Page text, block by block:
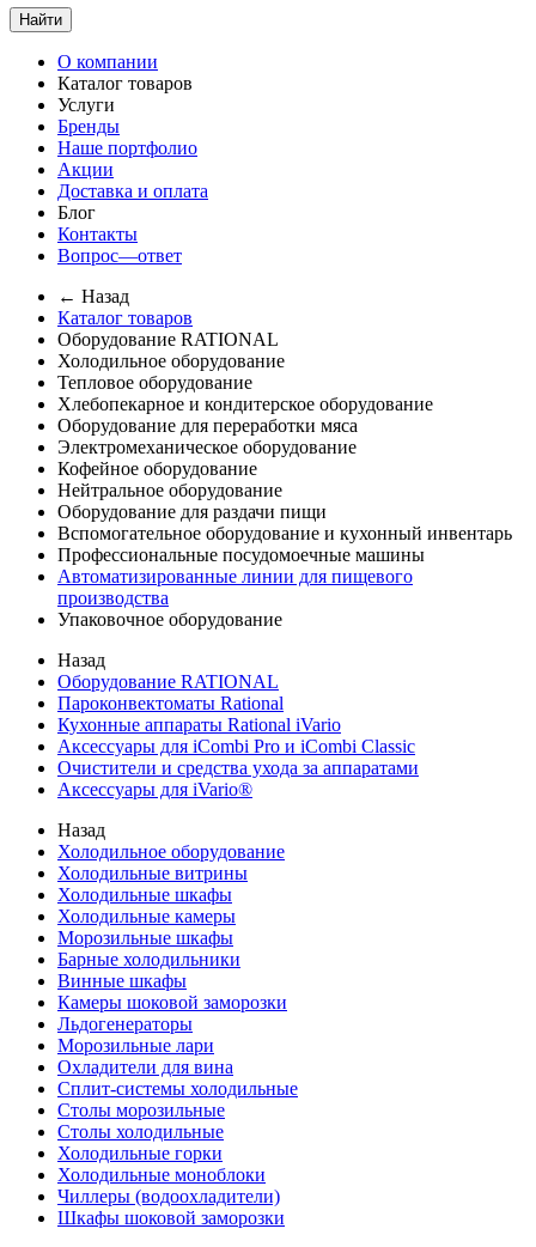
Найти
О компании
Каталог товаров
Услуги
Бренды
Наше портфолио
Акции
Доставка и оплата
Блог
Контакты
Вопрос—ответ
← Назад
Каталог товаров
Оборудование RATIONAL
Холодильное оборудование
Тепловое оборудование
Хлебопекарное и кондитерское оборудование
Оборудование для переработки мяса
Электромеханическое оборудование
Кофейное оборудование
Нейтральное оборудование
Оборудование для раздачи пищи
Вспомогательное оборудование и кухонный инвентарь
Профессиональные посудомоечные машины
Автоматизированные линии для пищевого
производства
Упаковочное оборудование
Назад
Оборудование RATIONAL
Пароконвектоматы Rational
Кухонные аппараты Rational iVario
Аксессуары для iCombi Pro и iCombi Classic
Очистители и средства ухода за аппаратами
Аксессуары для iVario®
Назад
Холодильное оборудование
Холодильные витрины
Холодильные шкафы
Холодильные камеры
Морозильные шкафы
Барные холодильники
Винные шкафы
Камеры шоковой заморозки
Льдогенераторы
Морозильные лари
Охладители для вина
Сплит-системы холодильные
Столы морозильные
Столы холодильные
Холодильные горки
Холодильные моноблоки
Чиллеры (водоохладители)
Шкафы шоковой заморозки